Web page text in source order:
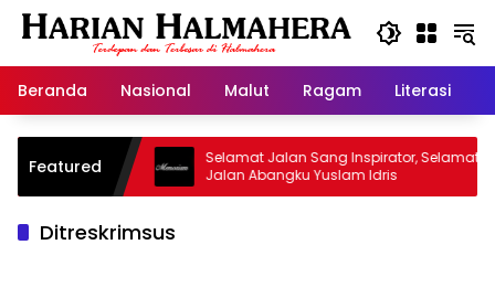
Langsung
Beranda
Nasional Malut Ragam Literasi
Featured
Warisan
Selamat Jalan Sang Inspirator, Selamat
Jalan Abangku Yuslam Idris
Ditreskrimsus